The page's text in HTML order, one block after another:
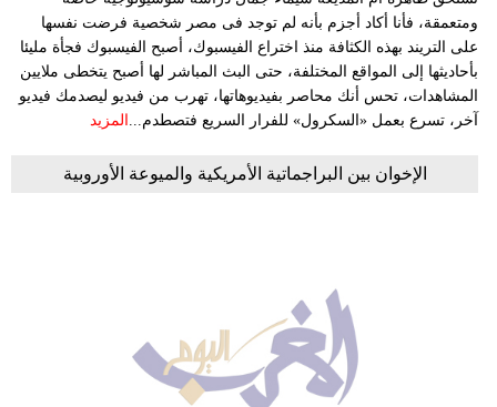
سيارات
ومتعمقة، فأنا أكاد أجزم بأنه لم توجد فى مصر شخصية فرضت نفسها
على التريند بهذه الكثافة منذ اختراع الفيسبوك، أصبح الفيسبوك فجأة مليئا
بأحاديثها إلى المواقع المختلفة، حتى البث المباشر لها أصبح يتخطى ملايين
المشاهدات، تحس أنك محاصر بفيديوهاتها، تهرب من فيديو ليصدمك فيديو
آخر، تسرع بعمل «السكرول» للفرار السريع فتصطدم... المزيد
الإخوان بين البراجماتية الأمريكية والميوعة الأوروبية